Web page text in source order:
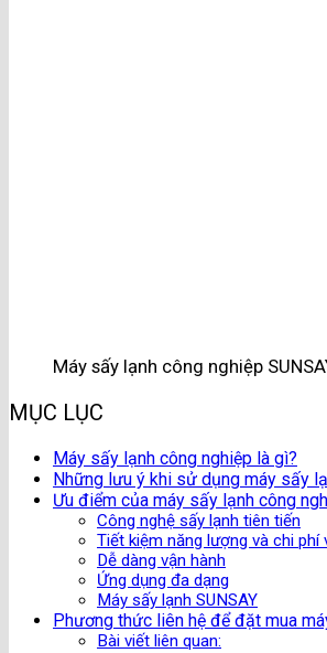
Máy sấy lạnh công nghiệp
MỤC LỤC
Máy sấy lạnh công nghiệp là gì?
Những lưu ý khi sử dụng máy sấy
Ưu điểm của máy sấy lạnh công
Công nghệ sấy lạnh tiên tiến
Tiết kiệm năng lượng và chi phí
Dễ dàng vận hành
Ứng dụng đa dạng
Máy sấy lạnh SUNSAY
Phương thức liên hệ để đặt mua
Bài viết liên quan: